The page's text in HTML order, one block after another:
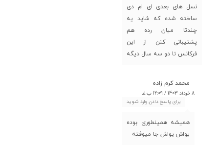
نسل های بعدی ای ام دی
ساخته شده که شاید یه
چندتا میان رده هم
پشتیبانی کنن از این
فرکانس تا دو سه سال دیگه
محمد کرم زاده
8 خرداد 1403 / 12:09 ب.ظ
برای پاسخ دادن وارد شوید
همیشه همینطوری بوده
یواش یواش جا میوفته